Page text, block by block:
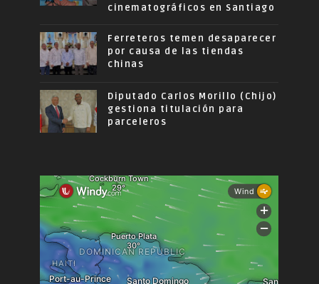
cinematográficos en Santiago
Ferreteros temen desaparecer
por causa de las tiendas
chinas
Diputado Carlos Morillo (Chijo)
gestiona titulación para
parceleros